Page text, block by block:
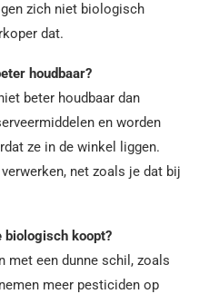
zich niet biologisch
dat.
houdbaar?
beter houdbaar dan
en worden
ze in de winkel liggen.
net zoals je dat bij
biologisch koopt?
met een dunne schil, zoals
meer pesticiden op